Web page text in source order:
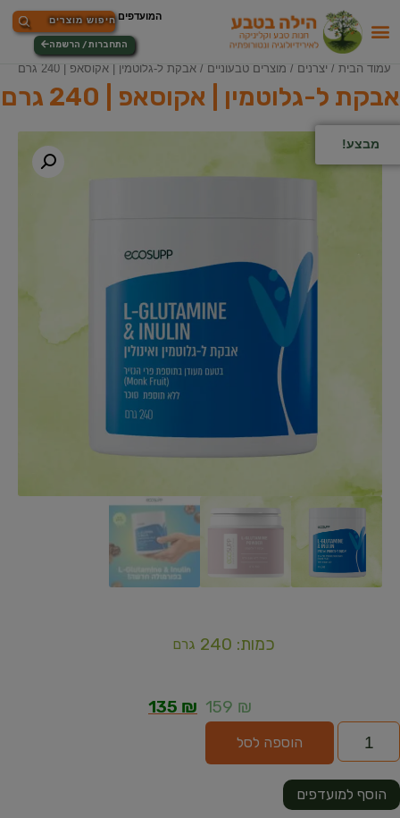
התחברות / הרשמה
עמוד הבית / יצרנים / מוצרים טבעוניים / אבקת ל-גלוטמין | אקוסאפ | 240 גרם
אבקת ל-גלוטמין | אקוסאפ | 240 גרם
מבצע!
כמות: 240 גרם
159 ₪
135 ₪
הוספה לסל
הוסף למועדפים